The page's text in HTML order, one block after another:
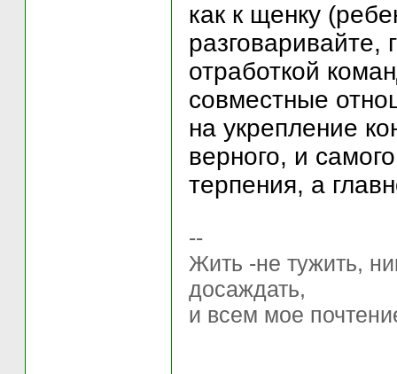
как к щенку
разговаривайте,
отработкой
совместные
на укрепление
верного, и
терпения, а
--
Жить -не тужить,
досаждать,
и всем мое